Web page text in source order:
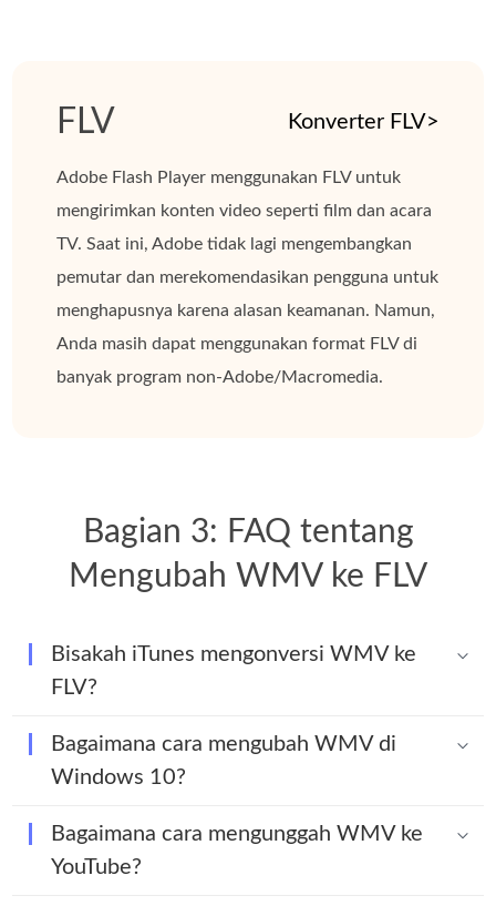
FLV Konverter FLV>
Adobe Flash Player menggunakan FLV untuk
mengirimkan konten video seperti film dan acara
TV. Saat ini, Adobe tidak lagi mengembangkan
pemutar dan merekomendasikan pengguna untuk
menghapusnya karena alasan keamanan. Namun,
Anda masih dapat menggunakan format FLV di
banyak program non-Adobe/Macromedia.
Bagian 3: FAQ tentang
Mengubah WMV ke FLV
Bisakah iTunes mengonversi WMV ke
FLV?
Bagaimana cara mengubah WMV di
Windows 10?
Bagaimana cara mengunggah WMV ke
YouTube?